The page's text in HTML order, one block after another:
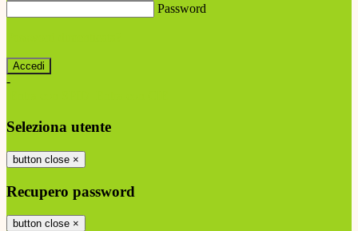
Password
-
Seleziona utente
button close ×
Recupero password
button close ×